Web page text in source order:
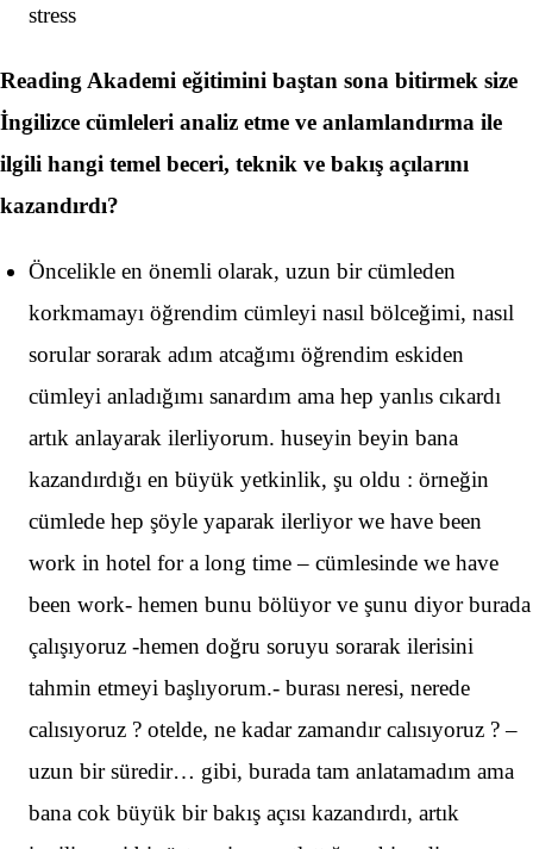
stress
Reading Akademi eğitimini baştan sona bitirmek size
İngilizce cümleleri analiz etme ve anlamlandırma ile
ilgili hangi temel beceri, teknik ve bakış açılarını
kazandırdı?
Öncelikle en önemli olarak, uzun bir cümleden
korkmamayı öğrendim cümleyi nasıl bölceğimi, nasıl
sorular sorarak adım atcağımı öğrendim eskiden
cümleyi anladığımı sanardım ama hep yanlıs cıkardı
artık anlayarak ilerliyorum. huseyin beyin bana
kazandırdığı en büyük yetkinlik, şu oldu : örneğin
cümlede hep şöyle yaparak ilerliyor we have been
work in hotel for a long time – cümlesinde we have
been work- hemen bunu bölüyor ve şunu diyor burada
çalışıyoruz -hemen doğru soruyu sorarak ilerisini
tahmin etmeyi başlıyorum.- burası neresi, nerede
calısıyoruz ? otelde, ne kadar zamandır calısıyoruz ? –
uzun bir süredir… gibi, burada tam anlatamadım ama
bana cok büyük bir bakış açısı kazandırdı, artık